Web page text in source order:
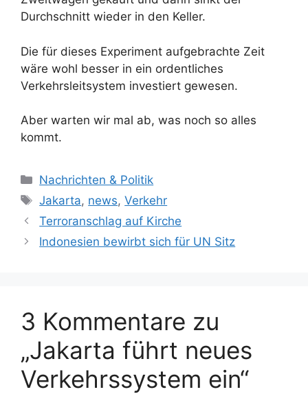
Durchschnitt wieder in den Keller.
Die für dieses Experiment aufgebrachte Zeit
wäre wohl besser in ein ordentliches
Verkehrsleitsystem investiert gewesen.
Aber warten wir mal ab, was noch so alles
kommt.
K
a
e
g
e
n
Nachrichten & Politik
S
c
l
t
r
Jakarta, news,Verkehr
Terroranschlag auf Kirche
Indonesien bewirbt sich für UN Sitz
3 Kommentare zu
„Jakarta führt neues
Verkehrssystem ein“